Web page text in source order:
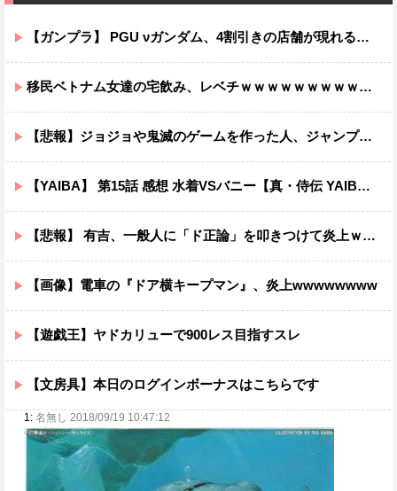
【ガンプラ】 PGU νガンダム、4割引きの店舗が現れる…安いけど置く場所が…
移民ベトナム女達の宅飲み、レベチｗｗｗｗｗｗｗｗｗｗｗｗｗｗｗｗｗｗｗｗｗｗｗｗ
【悲報】ジョジョや鬼滅のゲームを作った人、ジャンプ垢にブロックされてお気持ち表明
【YAIBA】 第15話 感想 水着VSバニー【真・侍伝 YAIBA】
【悲報】 有吉、一般人に「ド正論」を叩きつけて炎上ｗｗｗｗｗｗｗｗ
【画像】電車の『ドア横キープマン』、炎上wwwwwwww
【遊戯王】ヤドカリューで900レス目指すスレ
【文房具】本日のログインボーナスはこちらです
1: 名無し 2018/09/19 10:47:12